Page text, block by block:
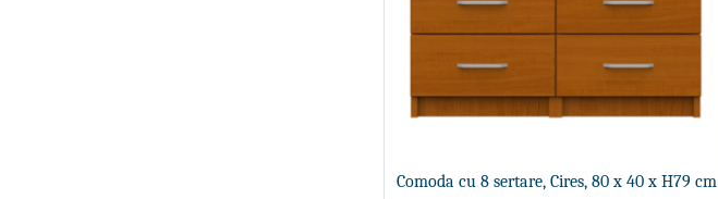
Comoda cu 8 sertare, Cires, 80 x 40 x H79 cm